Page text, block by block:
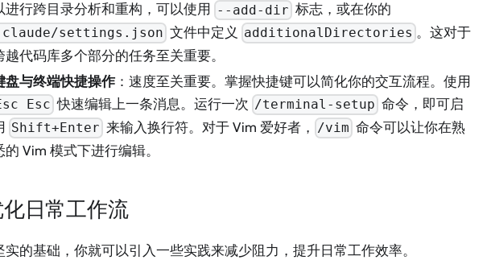
进行跨目录分析和重构，可以使用
--add-dir 标志，或在你的
settings.json 文件中定义 additionalDirectories 。这对于
越代码库多个部分的任务至关重要。
盘与终端快捷操作：速度至关重要。掌握快捷键可以简化你的交互流程。使用
Esc 快速编辑上一条消息。运行一次 /terminal-setup 命令，即可启
Shift+Enter 来输入换行符。对于 Vim 爱好者， /vim 命令可以让你在熟
的 Vim 模式下进行编辑。
化日常工作流
实的基础，你就可以引入一些实践来减少阻力，提升日常工作效率。